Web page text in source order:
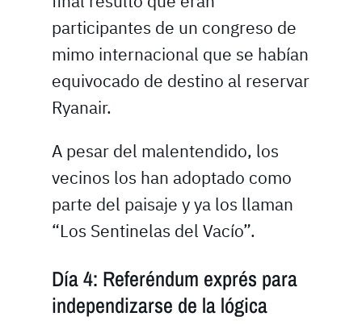
participantes de un congreso de
mimo internacional que se habían
equivocado de destino al reservar
Ryanair.
A pesar del malentendido, los
vecinos los han adoptado como
parte del paisaje y ya los llaman
“Los Sentinelas del Vacío”.
Día 4: Referéndum exprés para
independizarse de la lógica